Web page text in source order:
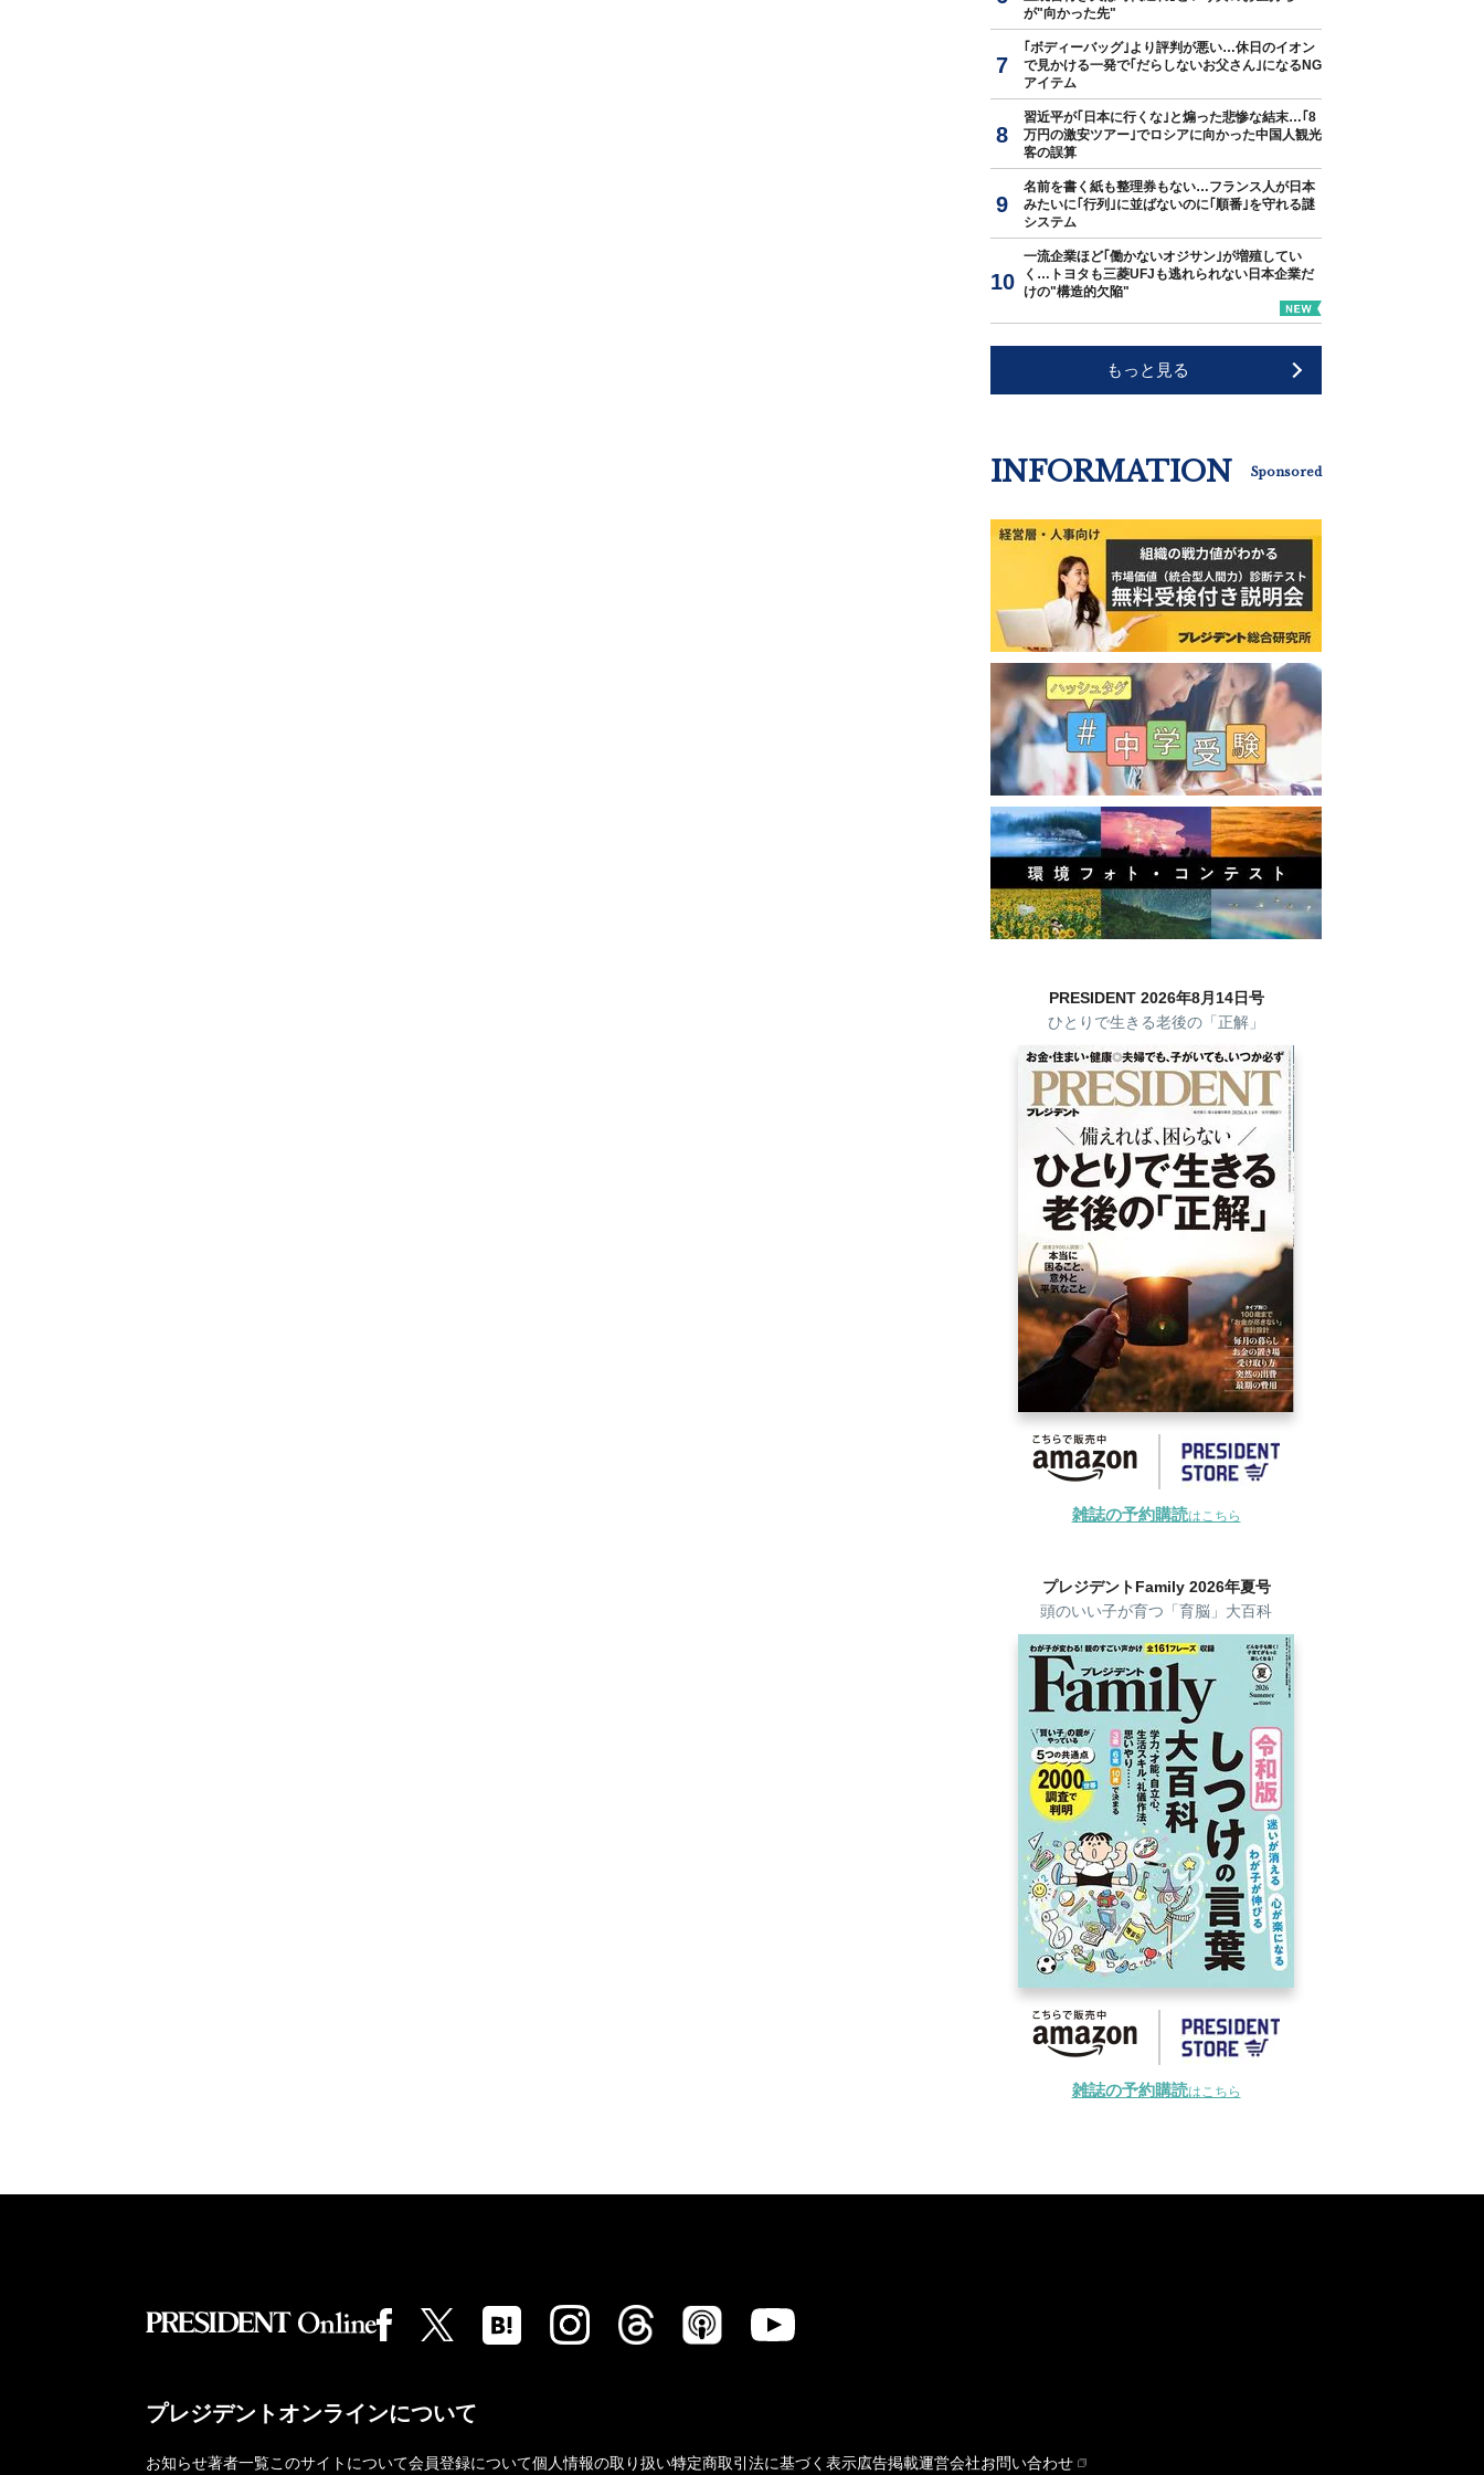
が"向かった先"
｢ボディーバッグ｣より評判が悪い…休日のイオン
で見かける一発で｢だらしないお父さん｣になるNG
アイテム
習近平が｢日本に行くな｣と煽った悲惨な結末…｢8
万円の激安ツアー｣でロシアに向かった中国人観光
客の誤算
名前を書く紙も整理券もない…フランス人が日本
みたいに｢行列｣に並ばないのに｢順番｣を守れる謎
システム
一流企業ほど｢働かないオジサン｣が増殖してい
く…トヨタも三菱UFJも逃れられない日本企業だ
けの"構造的欠陥"
もっと見る
INFORMATION Sponsored
PRESIDENT 2026年8月14日号
ひとりで生きる老後の「正解」
雑誌の予約購読はこちら
プレジデントFamily 2026年夏号
頭のいい子が育つ「育脳」大百科
雑誌の予約購読はこちら
プレジデントオンラインについて
お知らせ著者一覧このサイトについて会員登録について個人情報の取り扱い特定商取引法に基づく表示広告掲載運営会社お問い合わせ